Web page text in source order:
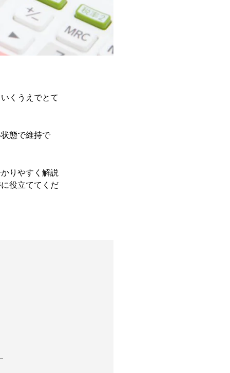
くうえでとて
態で維持で
りやすく解説
役立ててくだ